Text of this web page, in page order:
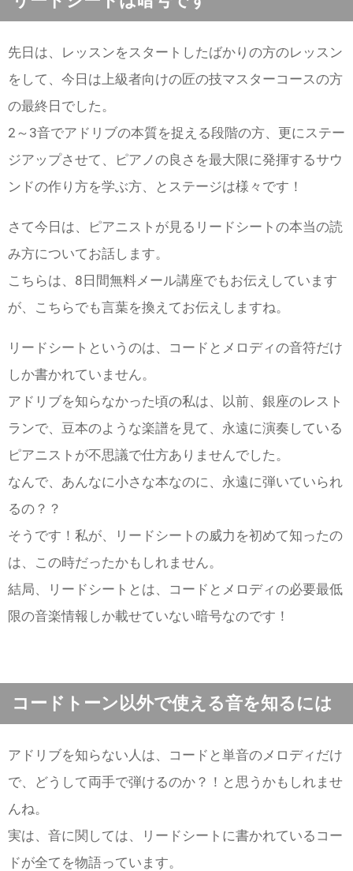
先日は、レッスンをスタートしたばかりの方のレッスン
をして、今日は上級者向けの匠の技マスターコースの方
の最終日でした。
2～3音でアドリブの本質を捉える段階の方、更にステー
ジアップさせて、ピアノの良さを最大限に発揮するサウ
ンドの作り方を学ぶ方、とステージは様々です！
さて今日は、ピアニストが見るリードシートの本当の読
み方についてお話します。
こちらは、8日間無料メール講座でもお伝えしています
が、こちらでも言葉を換えてお伝えしますね。
リードシートというのは、コードとメロディの音符だけ
しか書かれていません。
アドリブを知らなかった頃の私は、以前、銀座のレスト
ランで、豆本のような楽譜を見て、永遠に演奏している
ピアニストが不思議で仕方ありませんでした。
なんで、あんなに小さな本なのに、永遠に弾いていられ
るの？？
そうです！私が、リードシートの威力を初めて知ったの
は、この時だったかもしれません。
結局、リードシートとは、コードとメロディの必要最低
限の音楽情報しか載せていない暗号なのです！
コードトーン以外で使える音を知るには
アドリブを知らない人は、コードと単音のメロディだけ
で、どうして両手で弾けるのか？！と思うかもしれませ
んね。
実は、音に関しては、リードシートに書かれているコー
ドが全てを物語っています。